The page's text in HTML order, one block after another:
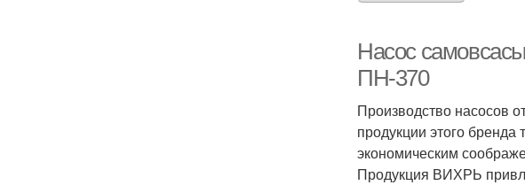
Насос
ПН-370
Производство насосов
продукции этого бренда
экономическим
Продукция ВИХРЬ